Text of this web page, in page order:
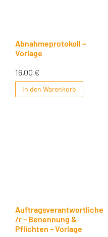
Abnahmeprotokoll –
Vorlage
16,00 €
In den Warenkorb
Auftragsverantwortliche
/r – Benennung &
Pflichten – Vorlage